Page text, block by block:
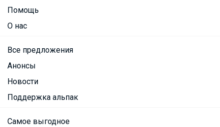
Помощь
О нас
Все предложения
Анонсы
Новости
Поддержка альпак
Самое выгодное